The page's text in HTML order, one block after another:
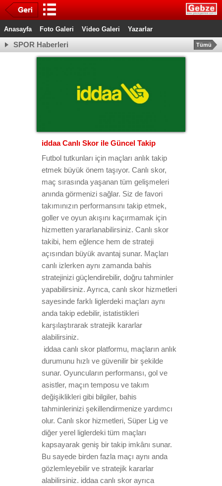
Anasayfa Foto Galeri Video Galeri Yazarlar
SPOR Haberleri Tümü
iddaa Canlı Skor ile Güncel Takip
Futbol tutkunları için maçları anlık takip
etmek büyük önem taşıyor. Canlı skor,
maç sırasında yaşanan tüm gelişmeleri
anında görmenizi sağlar. Siz de favori
takımınızın performansını takip etmek,
goller ve oyun akışını kaçırmamak için
hizmetten yararlanabilirsiniz. Canlı skor
takibi, hem eğlence hem de strateji
açısından büyük avantaj sunar. Maçları
canlı izlerken aynı zamanda bahis
stratejinizi güçlendirebilir, doğru tahminler
yapabilirsiniz. Ayrıca, canlı skor hizmetleri
sayesinde farklı liglerdeki maçları aynı
anda takip edebilir, istatistikleri
karşılaştırarak stratejik kararlar
alabilirsiniz.
iddaa canlı skor platformu, maçların anlık
durumunu hızlı ve güvenilir bir şekilde
sunar. Oyuncuların performansı, gol ve
asistler, maçın temposu ve takım
değişiklikleri gibi bilgiler, bahis
tahminlerinizi şekillendirmenize yardımcı
olur. Canlı skor hizmetleri, Süper Lig ve
diğer yerel liglerdeki tüm maçları
kapsayarak geniş bir takip imkânı sunar.
Bu sayede birden fazla maçı aynı anda
gözlemleyebilir ve stratejik kararlar
alabilirsiniz. iddaa canlı skor ayrıca